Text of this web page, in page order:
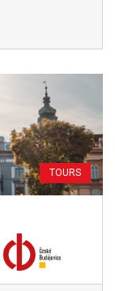
TOURS